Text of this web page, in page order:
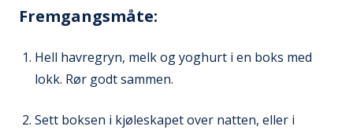
Fremgangsmåte:
Hell havregryn, melk og yoghurt i en boks med
lokk. Rør godt sammen.
Sett boksen i kjøleskapet over natten, eller i